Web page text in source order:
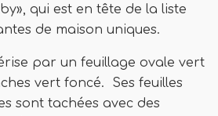
qui est en tête de la liste
de maison uniques.
par un feuillage ovale vert
vert foncé. Ses feuilles
sont tachées avec des